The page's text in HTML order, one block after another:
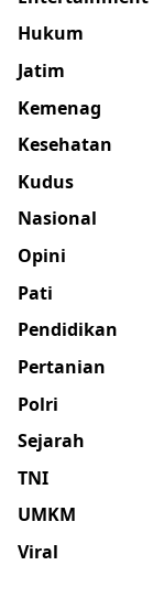
Hukum
Jatim
Kemenag
Kesehatan
Kudus
Nasional
Opini
Pati
Pendidikan
Pertanian
Polri
Sejarah
TNI
UMKM
Viral